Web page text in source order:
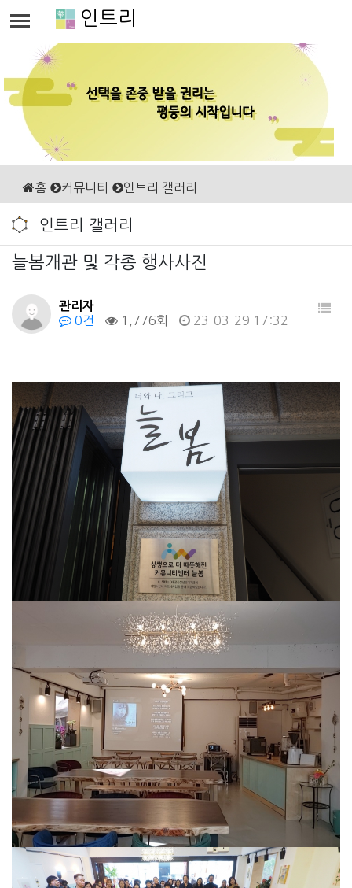
인트리
홈 커뮤니티 인트리 갤러리
인트리 갤러리
늘봄개관 및 각종 행사사진
관리자
0건 1,776회 23-03-29 17:32